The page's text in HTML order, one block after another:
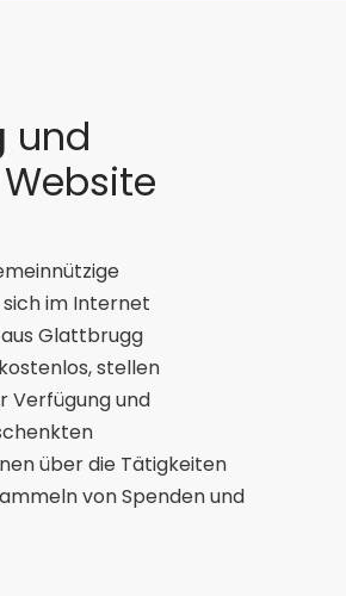
und
im Internet
Glattbrugg
stellen
Verfügung und
über die Tätigkeiten
von Spenden und